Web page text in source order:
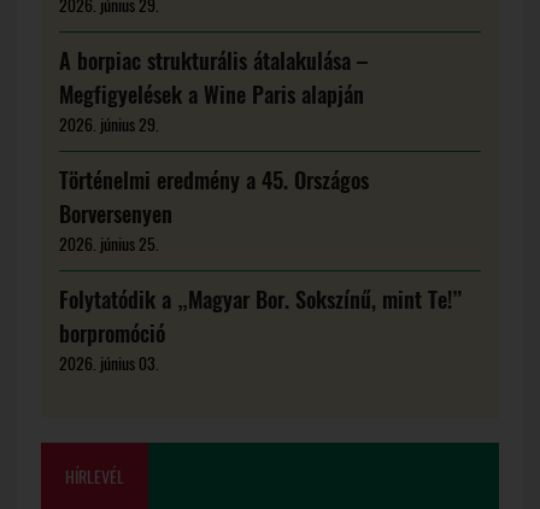
2026. június 29.
A borpiac strukturális átalakulása –
Megfigyelések a Wine Paris alapján
2026. június 29.
Történelmi eredmény a 45. Országos
Borversenyen
2026. június 25.
Folytatódik a „Magyar Bor. Sokszínű, mint Te!”
borpromóció
2026. június 03.
HÍRLEVÉL